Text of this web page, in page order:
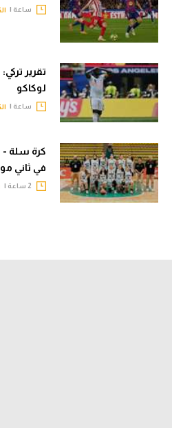
ساعة |
تقرير
لوكاكو
ساعة |
كرة سلة -
في ثاني